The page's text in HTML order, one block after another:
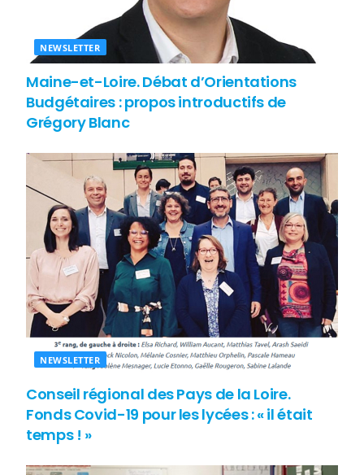
NEWSLETTER
Maine-et-Loire. Débat d’Orientations
Budgétaires : propos introductifs de
Grégory Blanc
NEWSLETTER
Conseil régional des Pays de la Loire.
Fonds Covid-19 pour les lycées : « il était
temps ! »